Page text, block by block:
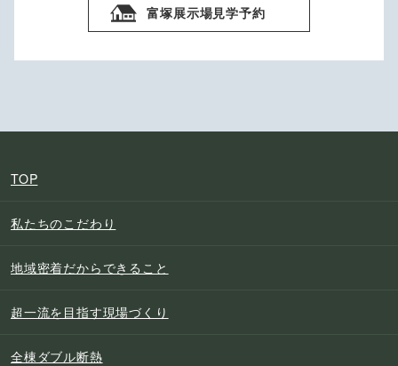
富塚展示場見学予約
TOP
私たちのこだわり
地域密着だからできること
超一流を目指す現場づくり
全棟ダブル断熱